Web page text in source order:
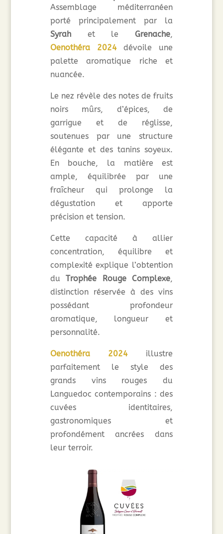
Assemblage méditerranéen
porté principalement par la
Syrahet leGrenache,
Oenothéra 2024dévoile une
palette aromatique riche et
nuancée.
Le nez révèle des notes de fruits
noirs mûrs, d’épices, de
garrigue et de réglisse,
soutenues par une structure
élégante et des tanins soyeux.
En bouche, la matière est
ample, équilibrée par une
fraîcheur qui prolonge la
dégustation et apporte
précision et tension.
Cette capacité à allier
concentration, équilibre et
complexité explique l’obtention
duTrophée Rouge Complexe,
distinction réservée à des vins
possédant profondeur
aromatique, longueur et
personnalité.
Oenothéra 2024illustre
parfaitement le style des
grands vins rouges du
Languedoc contemporains : des
cuvées identitaires,
gastronomiques et
profondément ancrées dans
leur terroir.